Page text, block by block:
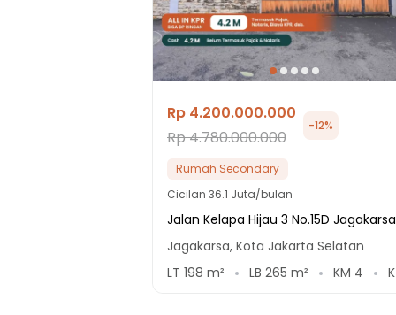
Rp 4.200.000.000
Rp 4.780.000.000
-12%
Rumah Secondary
Cicilan 36.1 Juta/bulan
Jalan Kelapa Hijau 3 No.15D Jagakarsa
Jagakarsa, Kota Jakarta Selatan
LT 198 m² LB 265 m² KM 4